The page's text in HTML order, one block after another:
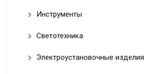
Инструменты
Светотехника
Электроустановочные изделия